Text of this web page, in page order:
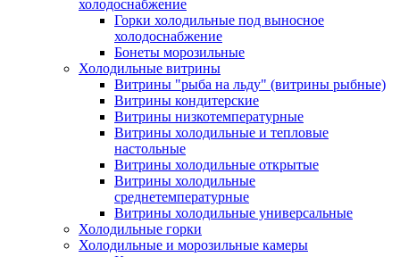
холодоснабжение
Горки холодильные под выносное
холодоснабжение
Бонеты морозильные
Холодильные витрины
Витрины "рыба на льду" (витрины рыбные)
Витрины кондитерские
Витрины низкотемпературные
Витрины холодильные и тепловые
настольные
Витрины холодильные открытые
Витрины холодильные
среднетемпературные
Витрины холодильные универсальные
Холодильные горки
Холодильные и морозильные камеры